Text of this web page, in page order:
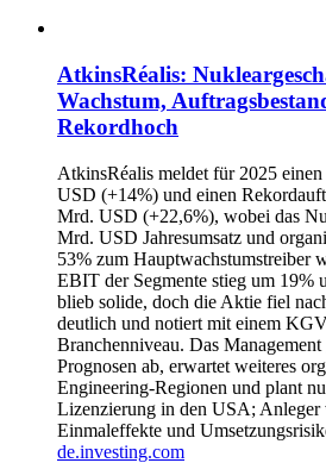
AtkinsRéalis:
Wachstum,
Rekordhoch
AtkinsRéalis meldet für 2025
USD (+14%) und einen
Mrd. USD (+22,6%), wobei das
Mrd. USD Jahresumsatz und
53% zum Hauptwachstumstreiber
EBIT der Segmente stieg um 19%
blieb solide, doch die Aktie fiel
deutlich und notiert mit einem
Branchenniveau. Das
Prognosen ab, erwartet weiteres
Engineering-Regionen und plant
Lizenzierung in den USA; Anleger
Einmaleffekte und
de.investing.com